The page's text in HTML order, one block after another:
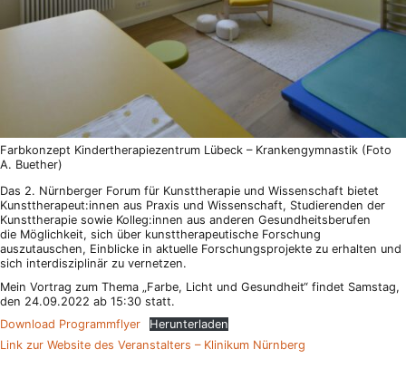
Farbkonzept Kindertherapiezentrum Lübeck – Krankengymnastik (Foto
A. Buether)
Das 2. Nürnberger Forum für Kunsttherapie und Wissenschaft bietet
Kunsttherapeut:innen aus Praxis und Wissenschaft, Studierenden der
Kunsttherapie sowie Kolleg:innen aus anderen Gesundheitsberufen
die Möglichkeit, sich über kunsttherapeutische Forschung
auszutauschen, Einblicke in aktuelle Forschungsprojekte zu erhalten und
sich interdisziplinär zu vernetzen.
Mein Vortrag zum Thema „Farbe, Licht und Gesundheit“ findet Samstag,
den 24.09.2022 ab 15:30 statt.
Download Programmflyer
Herunterladen
Link zur Website des Veranstalters – Klinikum Nürnberg